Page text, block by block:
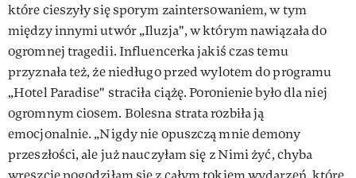
które cieszyły się sporym zaintersowaniem, w tym
między innymi utwór „Iluzja", w którym nawiązała do
ogromnej tragedii. Influencerka jakiś czas temu
przyznała też, że niedługo przed wylotem do programu
„Hotel Paradise" straciła ciążę. Poronienie było dla niej
ogromnym ciosem. Bolesna strata rozbiła ją
emocjonalnie. „Nigdy nie opuszczą mnie demony
przeszłości, ale już nauczyłam się z Nimi żyć, chyba